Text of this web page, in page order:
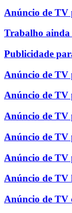
Anúncio de TV
Trabalho ainda
Publicidade
Anúncio de TV
Anúncio de TV
Anúncio de TV
Anúncio de TV
Anúncio de TV
Anúncio de TV
Anúncio de TV